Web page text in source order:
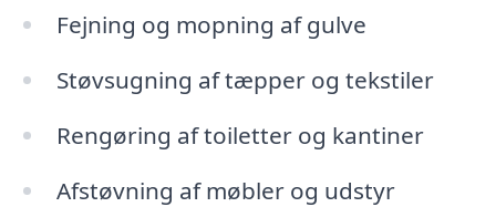
Fejning og mopning af gulve
Støvsugning af tæpper og tekstiler
Rengøring af toiletter og kantiner
Afstøvning af møbler og udstyr